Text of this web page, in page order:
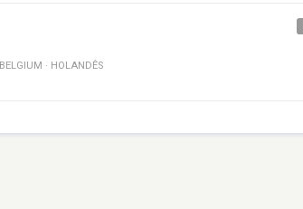
BELGIUM · HOLANDÊS